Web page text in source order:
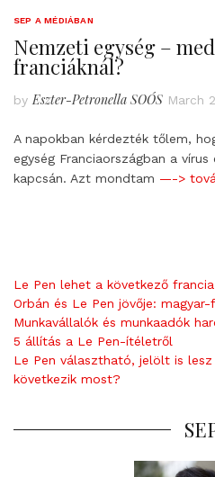
SEP A MÉDIÁBAN
Nemzeti egység –
franciáknál?
by Eszter-Petronella SOÓS March
A napokban kérdezték tőlem,
egység Franciaországban a vírus
kapcsán. Azt mondtam —->
Le Pen lehet a következő
Orbán és Le Pen jövője:
Munkavállalók és munkaadók
5 állítás a Le Pen-ítéletről
Le Pen választható, jelölt is
következik most?